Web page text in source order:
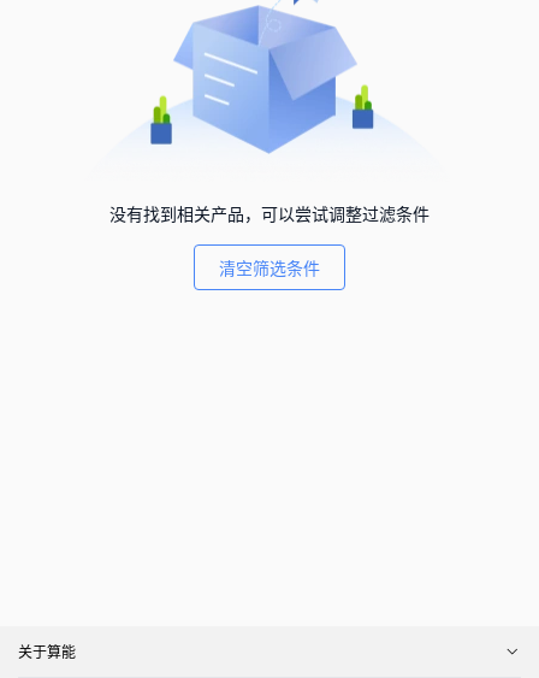
没有找到相关产品，可以尝试调整过滤条件
清空筛选条件
关于算能